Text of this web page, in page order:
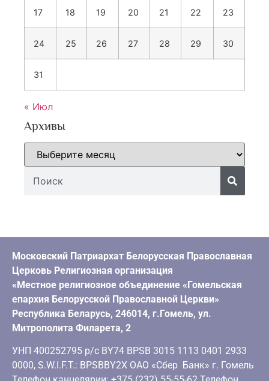
17 18 19 20 21 22 23
24 25 26 27 28 29 30
31
« Июл
Архивы
Московский Патриархат Белорусская Православная
Церковь Религиозная организация
«Местное религиозное объединение «Гомельская
епархия Белорусской Православной Церкви»
Республика Беларусь, 246014, г.Гомель, ул.
Митрополита Филарета, 2
УНП 400252795 р/с BY74 BPSB 3015 1113 0401 2933
0000, S.W.I.F.T.: BPSBBY2X ОАО «Сбер Банк» г. Гомель